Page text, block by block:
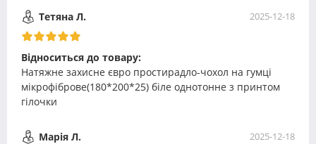
Тетяна Л. 2025-12-18
Відноситься до товару:
Натяжне захисне євро простирадло-чохол на гумці
мікрофіброве(180*200*25) біле однотонне з принтом
гілочки
Марія Л. 2025-12-18